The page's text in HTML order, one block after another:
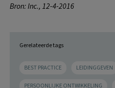
Bron: Inc., 12-4-2016
Gerelateerde tags
BEST PRACTICE LEIDINGGEVEN
PERSOONLIJKE ONTWIKKELING